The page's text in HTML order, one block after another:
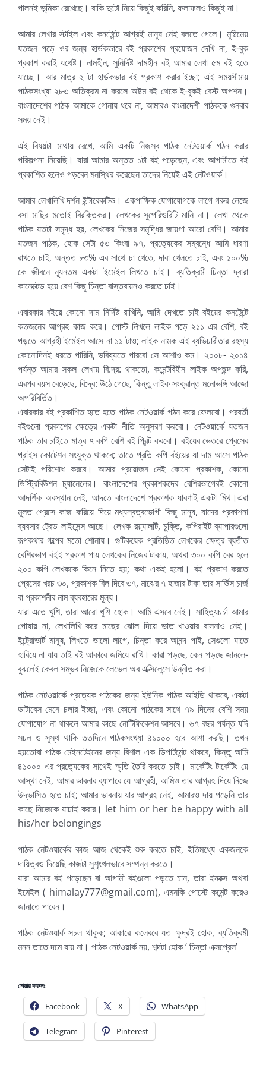
পালনই ভূমিকা রেখেছে। বাকি দুটো নিয়ে কিছুই করিনি, ফলাফলও কিছুই না।
আমার লেখার স্টাইল এবং কনটেন্টে আগ্রহী মানুষ নেই বলতে গেলে। মুষ্টিমেয়
যতজন পড়ে ওর জন্য হার্ডকভারে বই প্রকাশের প্রয়োজন দেখি না, ই-বুক
প্রকাশ করাই যথেষ্ট। নামহীন, সুনির্দিষ্ট দামহীন বই আমার লেখা ৫ম বই হতে
যাচ্ছে। আর মাত্র ২ টা হার্ডকভার বই প্রকাশ করার ইচ্ছা; এই সময়সীমায়
পাঠকসংখ্যা ২৮৩ অতিক্রম না করলে অষ্টম বই থেকে ই-বুকই বেস্ট অপশন।
বাংলাদেশের পাঠক আমাকে গোনায় ধরে না, আমারও বাংলাদেশী পাঠককে গুনবার
সময় নেই।
এই বিষয়টা মাথায় রেখে, আমি একটি নিজস্ব পাঠক নেটওয়ার্ক গঠন করার
পরিকল্পনা নিয়েছি। যারা আমার অন্তত ১টা বই পড়েছেন, এবং আগামীতে বই
প্রকাশিত হলেও পড়বেন মনস্থির করেছেন তাদের নিয়েই এই নেটওয়ার্ক।
আমার লেখালিখি দর্শন ইন্টারেকটিভ। একপাক্ষিক যোগাযোগকে লাগে গরুর লেজে
বসা মাছির মতোই বিরক্তিকর। লেখকের সুপেরিওরিটি মানি না। লেখা থেকে
পাঠক যতটা সমৃদ্ধ হয়, লেখকের নিজের সমৃদ্ধির জায়গা আরো বেশি। আমার
যতজন পাঠক, হোক সেটা ৫৩ কিংবা ৯৭, প্রত্যেকের সম্বন্ধে আমি ধারণা
রাখতে চাই, অন্তত ৮৩% এর সাথে চা খেতে, দাবা খেলতে চাই, এবং ১০০%
কে জীবনে ন্যূনতম একটা ইমেইল লিখতে চাই। ব্যতিক্রমী চিন্তা দ্বারা
কানেক্টেড হয়ে বেশ কিছু চিন্তা বাস্তবায়নও করতে চাই।
এবারকার বইয়ে কোনো দাম নির্দিষ্ট রাখিনি, আমি দেখতে চাই বইয়ের কনটেন্টে
কতজনের আগ্রহ কাজ করে। পোস্ট লিখলে লাইক পড়ে ২১১ এর বেশি, বই
পড়তে আগ্রহী ইমেইল আসে না ১১ টাও; লাইক নামক এই ব্যভিচারীতার রহস্য
কোনোদিনই ধরতে পারিনি, ভবিষ্যতে পারবো সে আশাও কম। ২০০৮- ২০১৪
পর্যন্ত আমার সকল লেখায় বি:দ্র: থাকতো, কমেন্টবিহীন লাইক অপছন্দ করি,
এরপর বয়স বেড়েছে, বি:দ্র: উঠে গেছে, কিন্তু লাইক সংক্রান্ত মনোভঙ্গি আজো
অপরিবির্তিত।
এবারকার বই প্রকাশিত হতে হতে পাঠক নেটওয়ার্ক গঠন করে ফেলবো। পরবর্তী
বইগুলো প্রকাশের ক্ষেত্রে একটা নীতি অনুসরণ করবো। নেটওয়ার্কে যতজন
পাঠক তার চাইতে মাত্র ৭ কপি বেশি বই প্রিন্ট করবো। বইয়ের ভেতরে প্রেসের
প্রাইস কোটেশন সংযুক্ত থাকবে; তাতে প্রতি কপি বইয়ের যা দাম আসে পাঠক
সেটাই পরিশোধ করবে। আমার প্রয়োজন নেই কোনো প্রকাশক, কোনো
ডিস্ট্রিবিউশন চ্যানেলের। বাংলাদেশের প্রকাশকদের বেশিরভাগেরই কোনো
আদর্শিক অবস্থান নেই, আদতে বাংলাদেশে প্রকাশক ধারণাই একটা মিথ।এরা
মূলত প্রেসে কাজ করিয়ে দিয়ে মধ্যস্বত্বভোগী কিছু মানুষ, যাদের প্রকাশনা
ব্যবসার ট্রেড লাইসেন্স আছে। লেখক রয়্যালটি, চুক্তি, কপিরাইট ব্যাপারগুলো
রূপকথার গল্পের মতো শোনায়। গুটিকয়েক প্রতিষ্ঠিত লেখকের ক্ষেত্র ব্যতীত
বেশিরভাগ বইই প্রকাশ পায় লেখকের নিজের টাকায়, অথবা ৩০০ কপি বের হলে
২০০ কপি লেখককে কিনে নিতে হয়; কথা একই হলো। বই প্রকাশ করতে
প্রেসের খরচ ৩০, প্রকাশক বিল দিবে ৩৭, মাঝের ৭ হাজার টাকা তার সার্ভিস চার্জ
বা প্রকাশনীর নাম ব্যবহারের মূল্য।
যারা এতে খুশি, তারা আরো খুশি হোক। আমি এসবে নেই। সাহিত্যচর্চা আমার
পোষায় না, লেখালিখি করে মাছের ঝোল দিয়ে ভাত খাওয়ার বাসনাও নেই।
ইন্ট্রোভার্ট মানুষ, লিখতে ভালো লাগে, চিন্তা করে আনন্দ পাই, সেগুলো যাতে
হারিয়ে না যায় তাই বই আকারে জমিয়ে রাখি। কারা পড়ছে, কেন পড়ছে জানলে-
বুঝলেই কেবল সম্ভব নিজেকে লেভেল অব এক্সিলেন্সে উন্নীত করা।
পাঠক নেটওয়ার্কে প্রত্যেক পাঠকের জন্য ইউনিক পাঠক আইডি থাকবে, একটা
ডাটাবেস মেনে চলার ইচ্ছা, এবং কোনো পাঠকের সাথে ৭৯ দিনের বেশি সময়
যোগাযোগ না থাকলে আমার কাছে নোটিফিকেশন আসবে। ৬৭ বছর পর্যন্ত যদি
সচল ও সুস্থ থাকি ততদিনে পাঠকসংখ্যা ৪১০০০ হবে আশা করছি। তখন
হয়তোবা পাঠক মেইনটেইনের জন্য বিশাল এক ডিপার্টমেন্ট থাকবে, কিন্তু আমি
৪১০০০ এর প্রত্যেকের সাথেই স্মৃতি তৈরি করতে চাই। মার্কেটিং টার্কেটিং য়ে
আস্থা নেই, আমার ভাবনার ব্যাপারে যে আগ্রহী, আমিও তার আগ্রহ দিয়ে নিজে
উদ্ভাসিত হতে চাই; আমার ভাবনায় যার আগ্রহ নেই, আমারও দায় পড়েনি তার
কাছে নিজেকে যাচাই করার। let him or her be happy with all
his/her belongings
পাঠক নেটওয়ার্কের কাজ আজ থেকেই শুরু করতে চাই, ইতিমধ্যে একজনকে
দায়িত্বও দিয়েছি কাজটা সুশৃংখলভাবে সম্পন্ন করতে।
যারা আমার বই পড়েছেন বা আগামী বইগুলো পড়তে চান, তারা ইনবক্স অথবা
ইমেইল ( himalay777@gmail.com), এমনকি পোস্টে কমেন্ট করেও
জানাতে পারেন।
পাঠক নেটওয়ার্ক সচল থাকুক; আকারে কলেবরে যত ক্ষুদ্রই হোক, ব্যতিক্রমী
মনন তাতে দমে যায় না। পাঠক নেটওয়ার্ক নয়, শব্দটা হোক ‘ চিন্তা এক্সপ্রেস’
শেয়ার করুনঃ
Facebook X WhatsApp
Telegram Pinterest